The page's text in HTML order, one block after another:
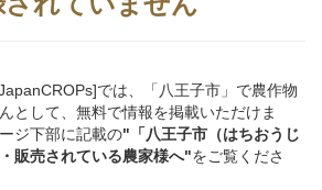
では、「八王子市」で農作物
として、無料で情報を掲載いただけま
ジ下部に記載の"「八王子市（はちおうじ
販売されている農家様へ"をご覧くださ